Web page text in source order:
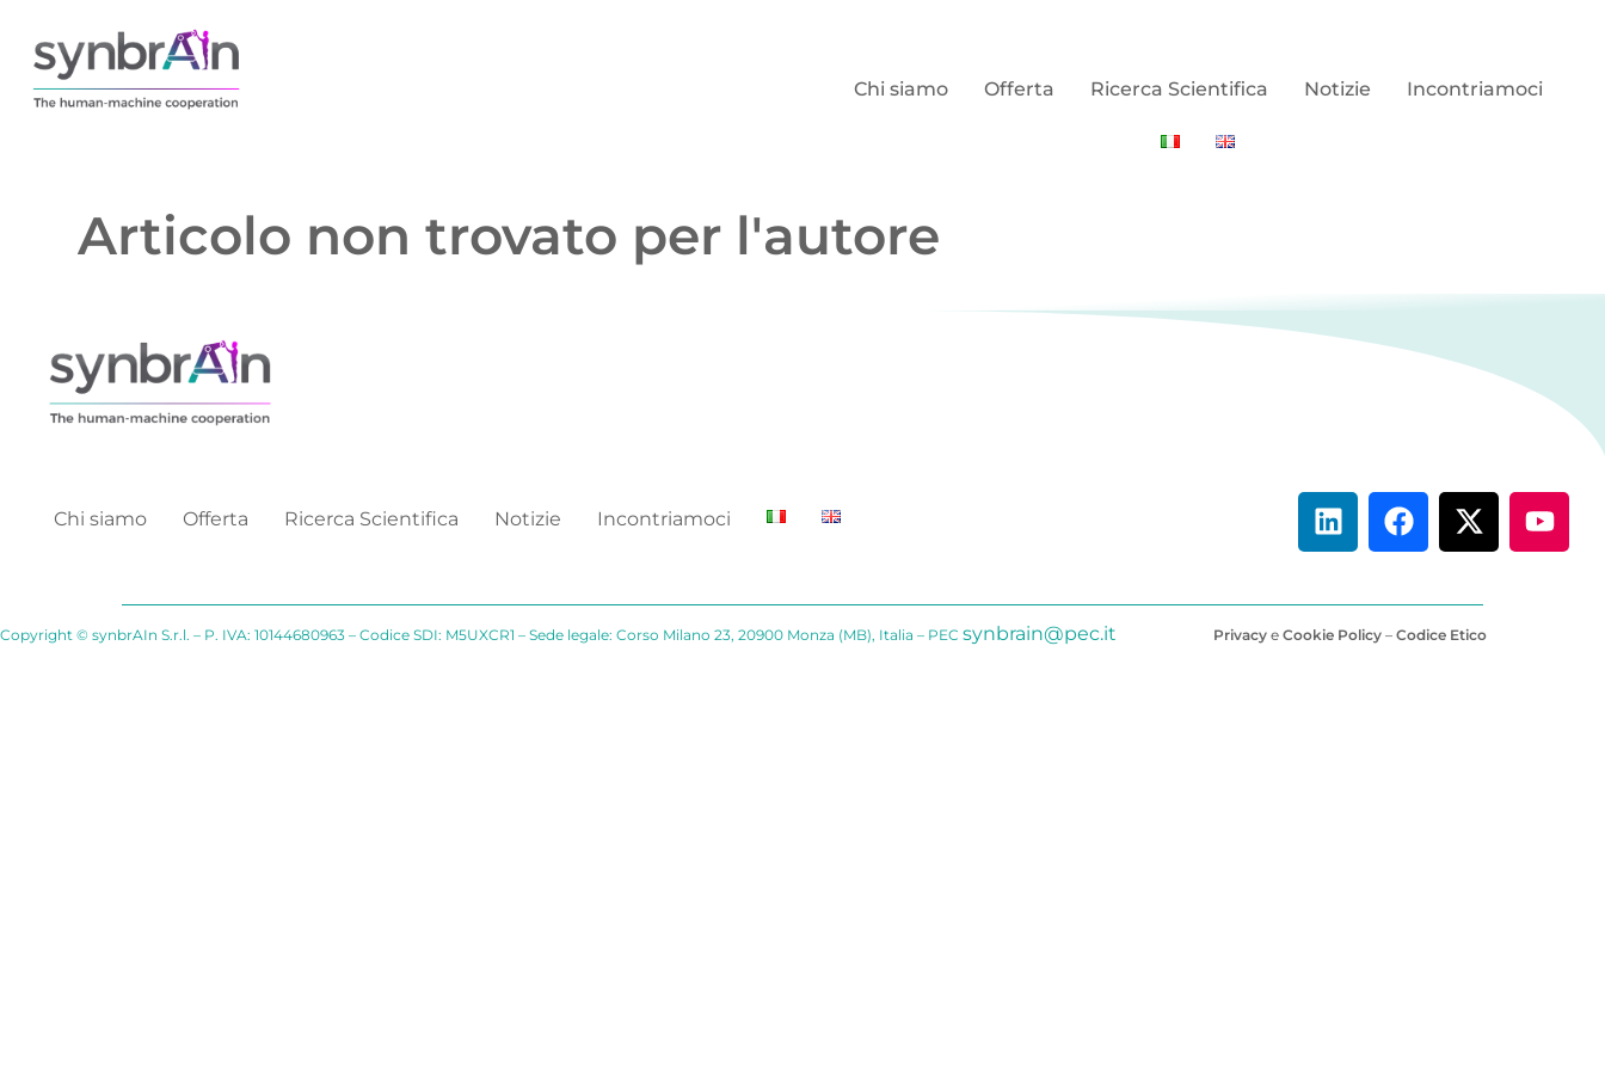
Chi siamo Offerta Ricerca Scientifica Notizie Incontriamoci
Articolo non trovato per l'autore
Chi siamo Offerta Ricerca Scientifica Notizie Incontriamoci
Copyright © synbrAIn S.r.l. – P. IVA: 10144680963 – Codice SDI: M5UXCR1 – Sede legale: Corso Milano 23, 20900 Monza (MB), Italia – PEC synbrain@pec.it Privacy e Cookie Policy – Codice Etico